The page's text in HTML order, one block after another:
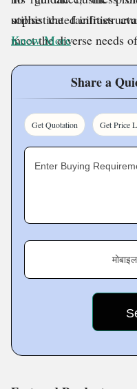
utilise the facilities
meet the diverse needs
Our Infrastructure
sophisticated
Know More
Share a
Get Quotation Get Price
Enter Buying